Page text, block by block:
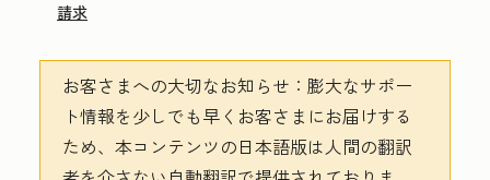
請求
お客さまへの大切なお知らせ ：膨大なサポー
ト情報を少しでも早くお客さまにお届けする
ため、本コンテンツの日本語版は人間の翻訳